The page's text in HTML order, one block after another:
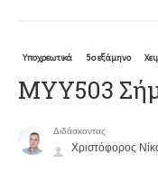
Υποχρεωτικά 5ο εξάμηνο
ΜΥΥ503
Διδάσκοντας
Χριστόφορος